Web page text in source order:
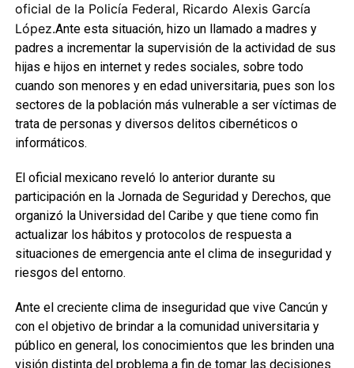
oficial de la Policía Federal, Ricardo Alexis García
López.Ante esta situación, hizo un llamado a madres y
padres a incrementar la supervisión de la actividad de sus
hijas e hijos en internet y redes sociales, sobre todo
cuando son menores y en edad universitaria, pues son los
sectores de la población más vulnerable a ser víctimas de
trata de personas y diversos delitos cibernéticos o
informáticos.
El oficial mexicano reveló lo anterior durante su
participación en la Jornada de Seguridad y Derechos, que
organizó la Universidad del Caribe y que tiene como fin
actualizar los hábitos y protocolos de respuesta a
situaciones de emergencia ante el clima de inseguridad y
riesgos del entorno.
Ante el creciente clima de inseguridad que vive Cancún y
con el objetivo de brindar a la comunidad universitaria y
público en general, los conocimientos que les brinden una
visión distinta del problema a fin de tomar las decisiones